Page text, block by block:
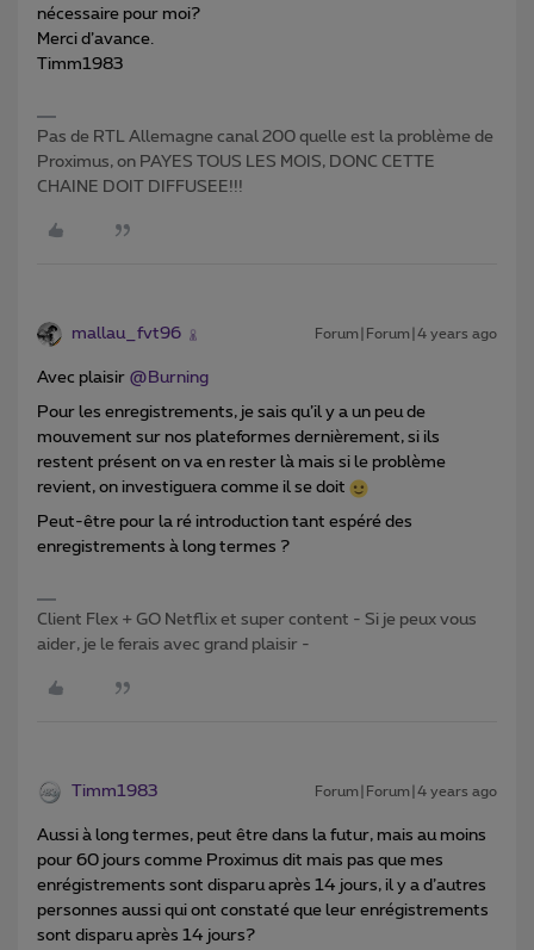
nécessaire pour moi?
Merci d’avance.
Timm1983
Pas de RTL Allemagne canal 200 quelle est la problème de
Proximus, on PAYES TOUS LES MOIS, DONC CETTE
CHAINE DOIT DIFFUSEE!!!
mallau_fvt96 Forum|Forum|4 years ago
Avec plaisir @Burning
Pour les enregistrements, je sais qu’il y a un peu de
mouvement sur nos plateformes dernièrement, si ils
restent présent on va en rester là mais si le problème
revient, on investiguera comme il se doit
Peut-être pour la ré introduction tant espéré des
enregistrements à long termes ?
Client Flex + GO Netflix et super content - Si je peux vous
aider, je le ferais avec grand plaisir -
Timm1983 Forum|Forum|4 years ago
Aussi à long termes, peut être dans la futur, mais au moins
pour 60 jours comme Proximus dit mais pas que mes
enrégistrements sont disparu après 14 jours, il y a d’autres
personnes aussi qui ont constaté que leur enrégistrements
sont disparu après 14 jours?